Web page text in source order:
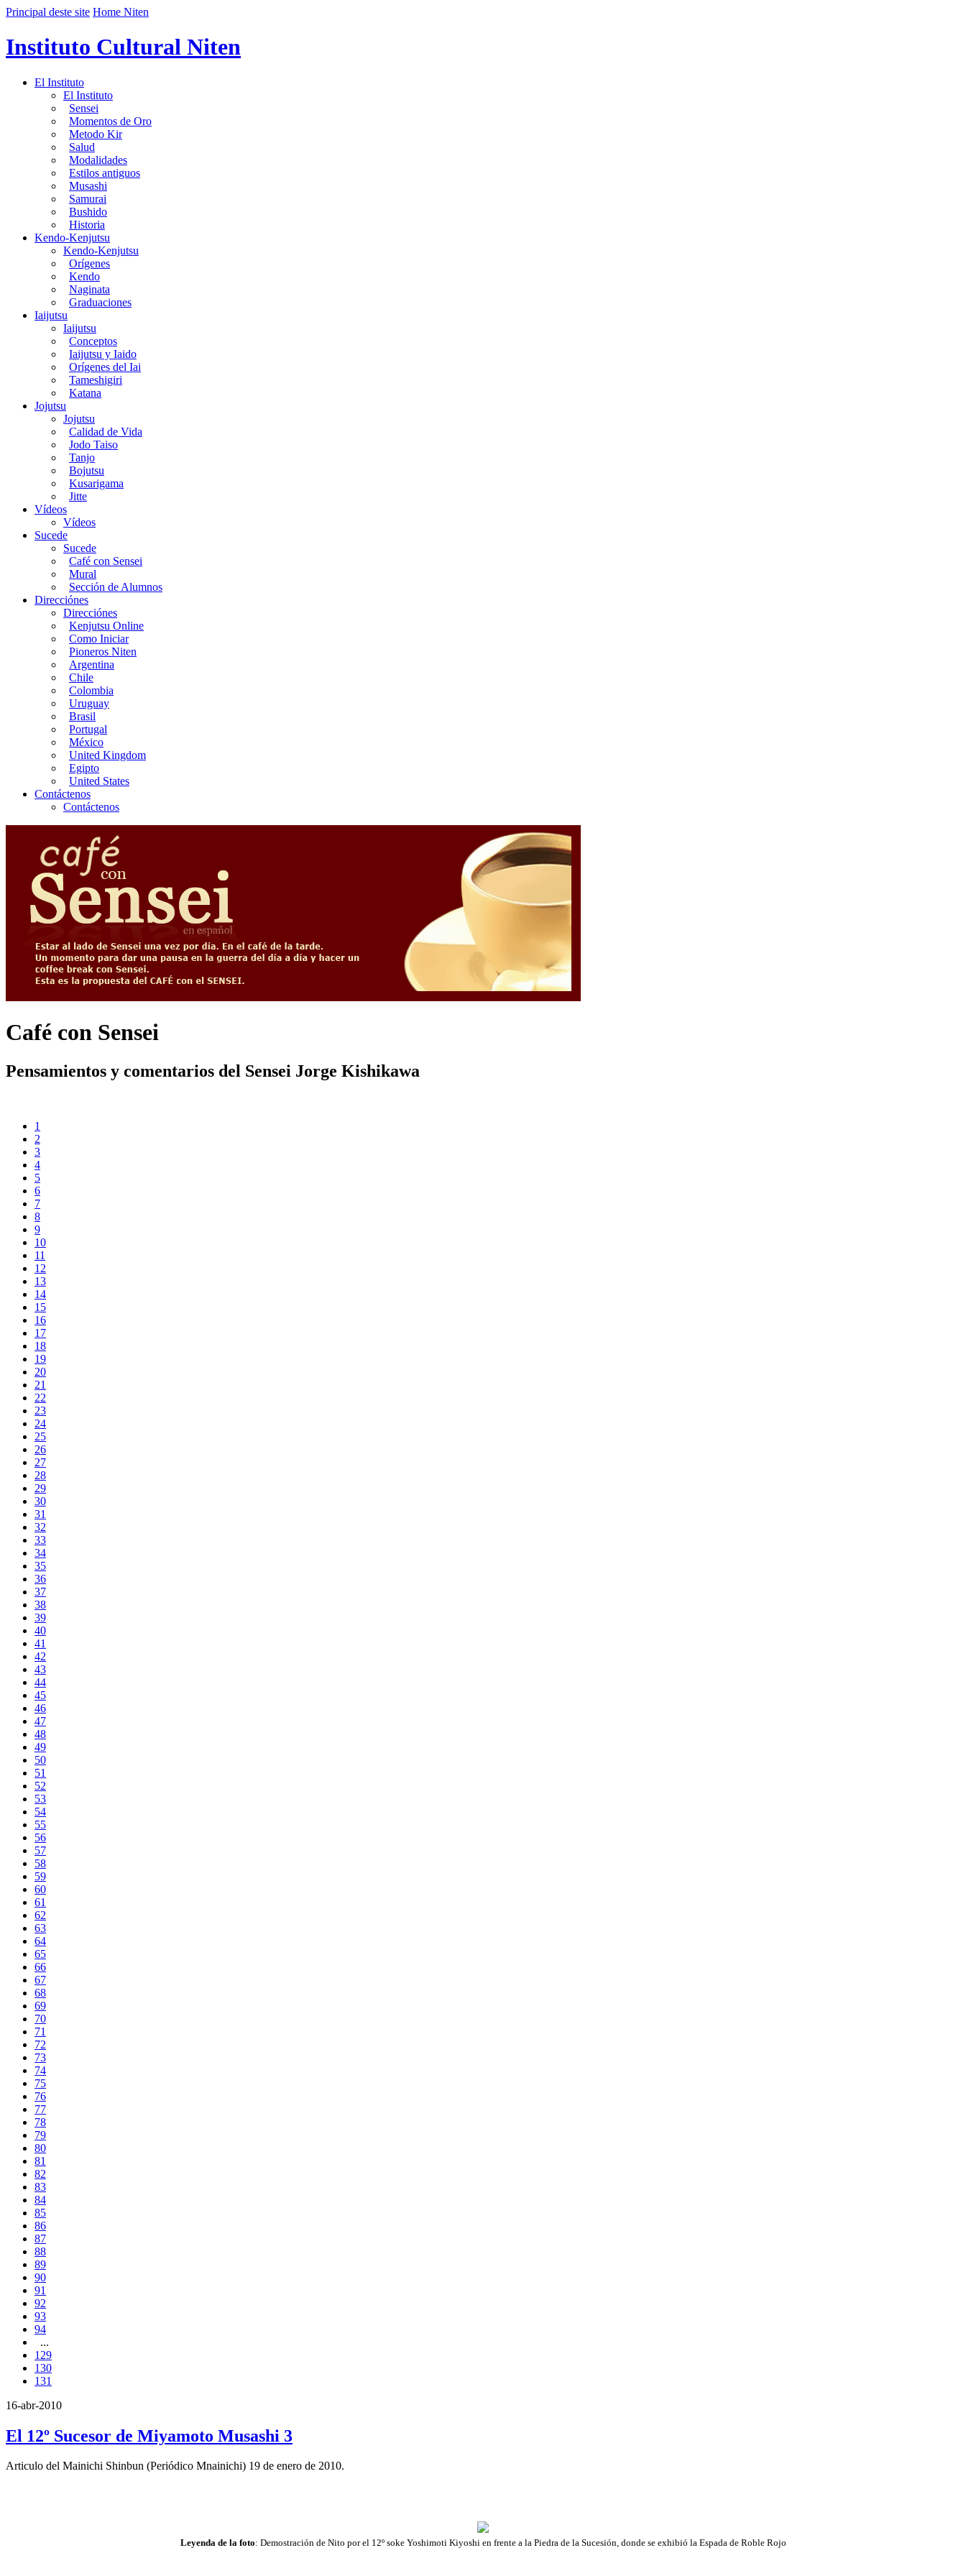
Principal deste site Home Niten
Instituto Cultural Niten
El Instituto
El Instituto
Sensei
Momentos de Oro
Metodo Kir
Salud
Modalidades
Estilos antiguos
Musashi
Samurai
Bushido
Historia
Kendo-Kenjutsu
Kendo-Kenjutsu
Orígenes
Kendo
Naginata
Graduaciones
Iaijutsu
Iaijutsu
Conceptos
Iaijutsu y Iaido
Orígenes del Iai
Tameshigiri
Katana
Jojutsu
Jojutsu
Calidad de Vida
Jodo Taiso
Tanjo
Bojutsu
Kusarigama
Jitte
Vídeos
Vídeos
Sucede
Sucede
Café con Sensei
Mural
Sección de Alumnos
Direcciónes
Direcciónes
Kenjutsu Online
Como Iniciar
Pioneros Niten
Argentina
Chile
Colombia
Uruguay
Brasil
Portugal
México
United Kingdom
Egipto
United States
Contáctenos
Contáctenos
Café con Sensei
Pensamientos y comentarios del Sensei Jorge Kishikawa
1
2
3
4
5
6
7
8
9
10
11
12
13
14
15
16
17
18
19
20
21
22
23
24
25
26
27
28
29
30
31
32
33
34
35
36
37
38
39
40
41
42
43
44
45
46
47
48
49
50
51
52
53
54
55
56
57
58
59
60
61
62
63
64
65
66
67
68
69
70
71
72
73
74
75
76
77
78
79
80
81
82
83
84
85
86
87
88
89
90
91
92
93
94
...
129
130
131
16-abr-2010
El 12º Sucesor de Miyamoto Musashi 3
Articulo del Mainichi Shinbun (Periódico Mnainichi) 19 de enero de 2010.
Leyenda de la foto: Demostración de Nito por el 12º soke Yoshimoti Kiyoshi en frente a la Piedra de la Sucesión, donde se exhibió la Espada de Roble Rojo